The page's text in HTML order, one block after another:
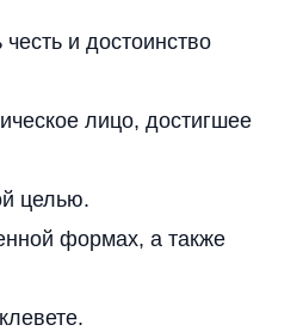
и достоинство
лицо, достигшее
целью.
формах, а также